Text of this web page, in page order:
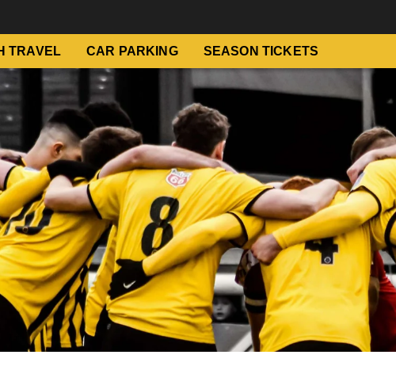
TRAVEL CAR PARKING SEASON TICKETS